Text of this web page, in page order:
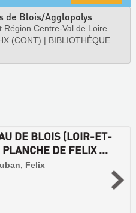
de Blois/Agglopolys
Région Centre-Val de Loire
(CONT) | BIBLIOTHÈQUE
DE BLOIS (LOIR-ET-
PLANCHE DE FELIX ...
Felix